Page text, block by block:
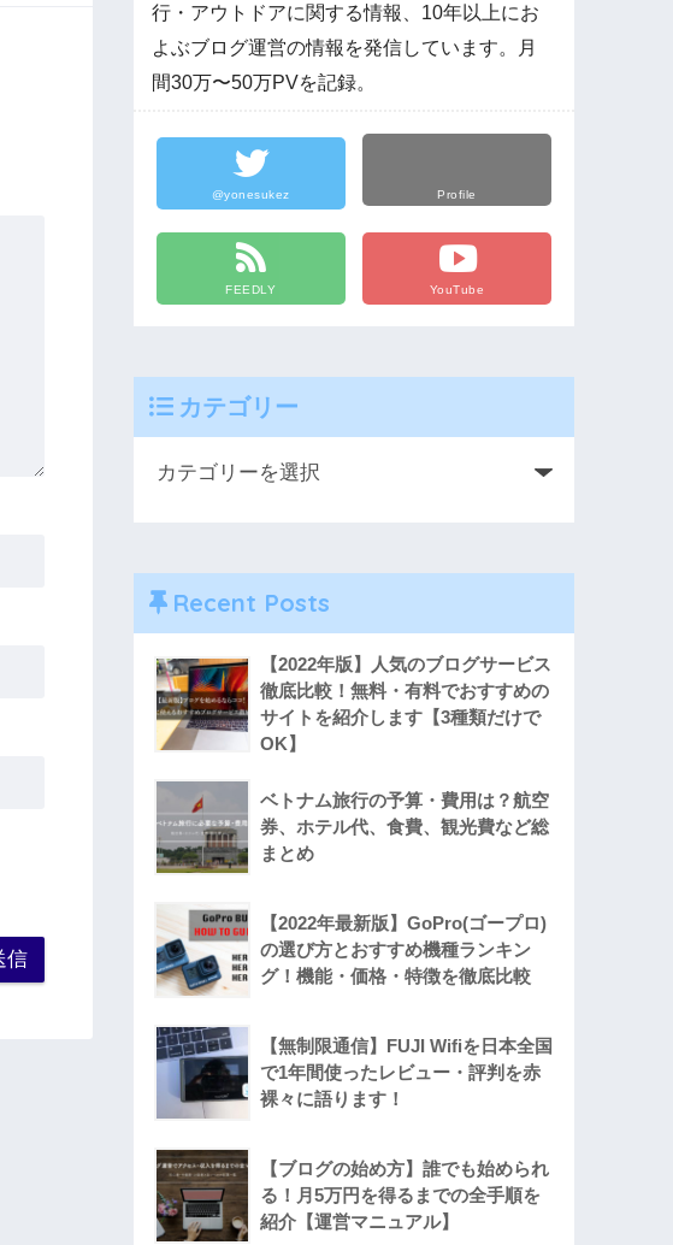
行・アウトドアに関する情報、10年以上にお
よぶブログ運営の情報を発信しています。月
間30万〜50万PVを記録。
@yonesukez Profile
FEEDLY YouTube
カテゴリー
Recent Posts
【2022年版】人気のブログサービス
徹底比較！無料・有料でおすすめの
サイトを紹介します【3種類だけで
OK】
ベトナム旅行の予算・費用は？航空
券、ホテル代、食費、観光費など総
まとめ
【2022年最新版】GoPro(ゴープロ)
の選び方とおすすめ機種ランキン
グ！機能・価格・特徴を徹底比較
【無制限通信】FUJI Wifiを日本全国
で1年間使ったレビュー・評判を赤
裸々に語ります！
【ブログの始め方】誰でも始められ
る！月5万円を得るまでの全手順を
紹介【運営マニュアル】